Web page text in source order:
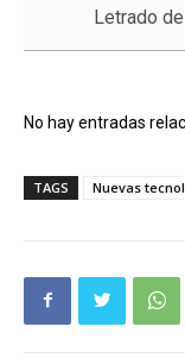
Letrado
No hay entradas
TAGS Nuevas